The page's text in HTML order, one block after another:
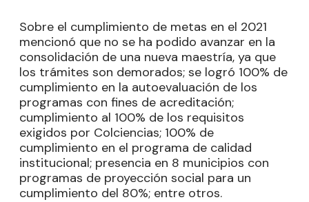
Sobre el cumplimiento de metas en el 2021
mencionó que no se ha podido avanzar en la
consolidación de una nueva maestría, ya que
los trámites son demorados; se logró 100% de
cumplimiento en la autoevaluación de los
programas con fines de acreditación;
cumplimiento al 100% de los requisitos
exigidos por Colciencias; 100% de
cumplimiento en el programa de calidad
institucional; presencia en 8 municipios con
programas de proyección social para un
cumplimiento del 80%; entre otros.